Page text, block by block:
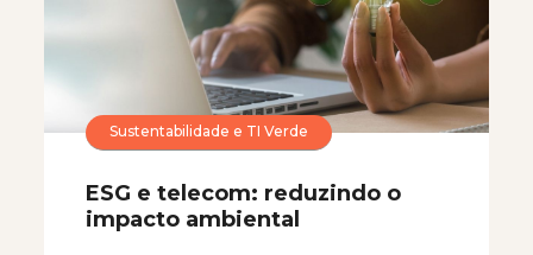
Sustentabilidade e TI Verde
ESG e telecom: reduzindo o
impacto ambiental